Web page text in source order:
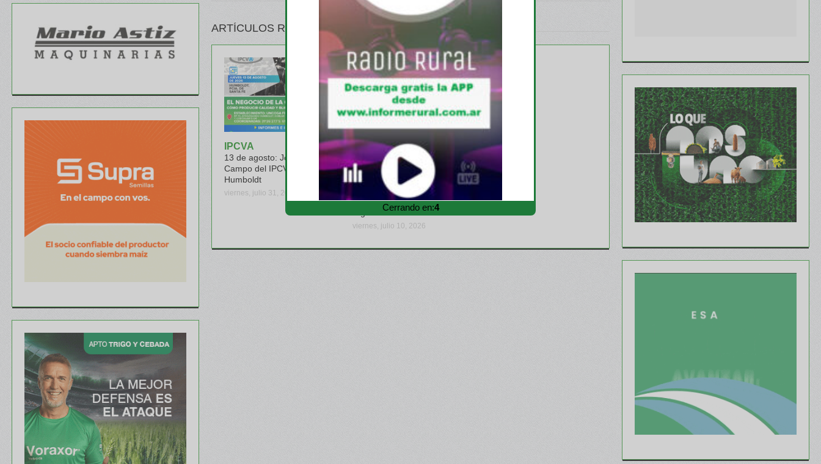
ARTÍCULOS RELATIVOS
IPCVA
13 de agosto: Jornada a
Campo del IPCVA en
Humboldt
viernes, julio 31, 2026
IPCVA
Más de 200 jóvenes
participaron del Sunset
Ganadero del IPCVA en
Chaco y renovaron el
compromiso la carne
argentina
viernes, julio 10, 2026
Cerrando en:3